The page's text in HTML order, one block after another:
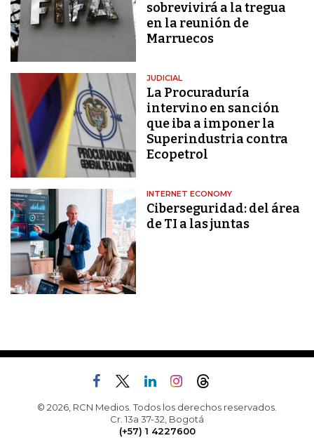
sobrevivirá a la tregua
en la reunión de
Marruecos
JUDICIAL
La Procuraduría
intervino en sanción
que iba a imponer la
Superindustria contra
Ecopetrol
INTERNET ECONOMY
Ciberseguridad: del área
de TI a las juntas
© 2026, RCN Medios. Todos los derechos reservados.
Cr. 13a 37-32, Bogotá
(+57) 1 4227600